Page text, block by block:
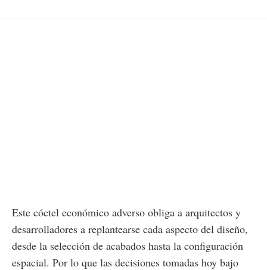
Este cóctel económico adverso obliga a arquitectos y
desarrolladores a replantearse cada aspecto del diseño,
desde la selección de acabados hasta la configuración
espacial. Por lo que las decisiones tomadas hoy bajo